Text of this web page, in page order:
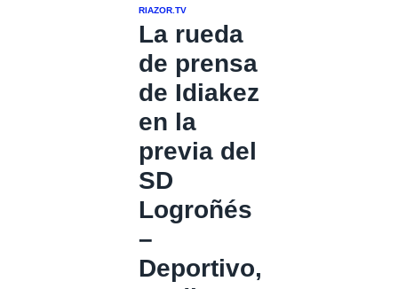
RIAZOR.TV
La rueda
de prensa
de Idiakez
en la
previa del
SD
Logroñés
–
Deportivo,